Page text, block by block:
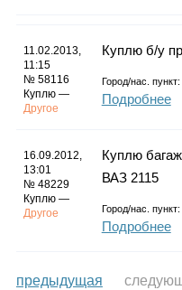
11.02.2013,
11:15
№ 58116
Куплю —
Другое
Куплю б/у
Город/нас. пункт:
Подробнее
16.09.2012,
13:01
№ 48229
Куплю —
Другое
Куплю
ВАЗ 2115
Город/нас. пункт:
Подробнее
предыдущая